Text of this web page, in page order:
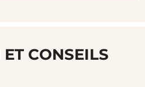
CONSEILS